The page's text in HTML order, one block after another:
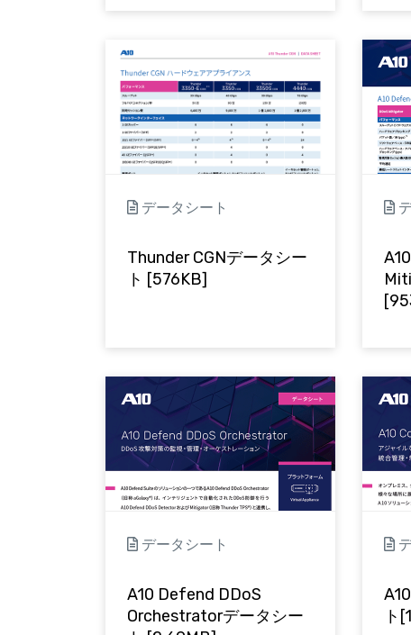
データシート
Thunder CGNデータシー
ト [576KB]
データシート
A10 Defend DDoS
Orchestratorデータシー
ト